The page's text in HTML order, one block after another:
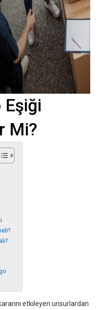
Eşiği
Mi?
etkileyen unsurlardan